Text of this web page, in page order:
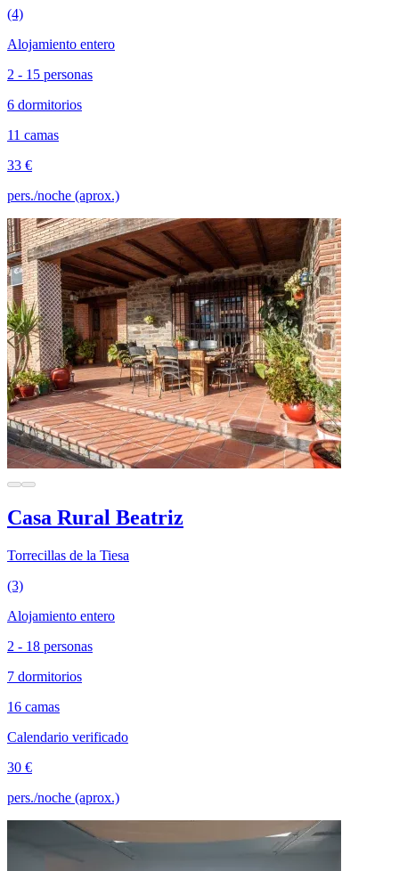
(4)
Alojamiento entero
2 - 15 personas
6 dormitorios
11 camas
33 €
pers./noche (aprox.)
Casa Rural Beatriz
Torrecillas de la Tiesa
(3)
Alojamiento entero
2 - 18 personas
7 dormitorios
16 camas
Calendario verificado
30 €
pers./noche (aprox.)